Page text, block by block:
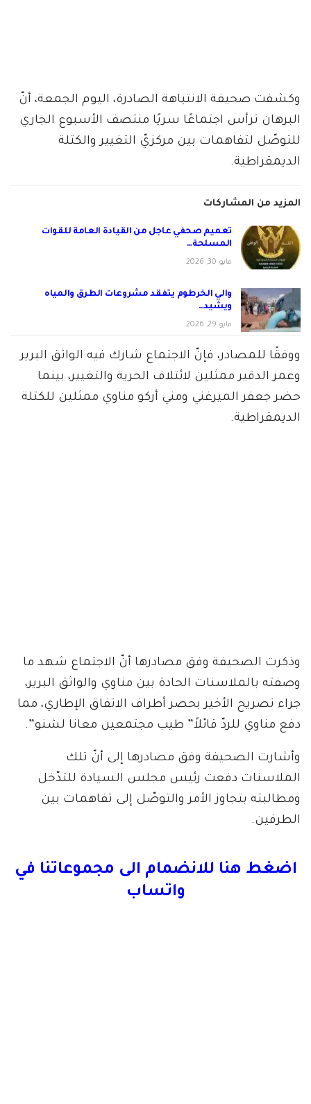
وكشفت صحيفة الانتباهة الصادرة، اليوم الجمعة، أنّ
البرهان ترأس اجتماعًا سريًا منتصف الأسبوع الجاري
للتوصّل لتفاهمات بين مركزيّ التغيير والكتلة
الديمقراطية.
المزيد من المشاركات
تعميم صحفي عاجل من القيادة العامة للقوات
المسلحة…
مايو 30, 2026
والي الخرطوم يتفقد مشروعات الطرق والمياه
ويشيد…
مايو 29, 2026
ووفقًا للمصادر، فإنّ الاجتماع شارك فيه الواثق البرير
وعمر الدقير ممثلين لائتلاف الحرية والتغيير، بينما
حضر جعفر الميرغني ومني أركو مناوي ممثلين للكتلة
الديمقراطية.
وذكرت الصحيفة وفق مصادرها أنّ الاجتماع شهد ما
وصفته بالملاسنات الحادة بين مناوي والواثق البرير،
جراء تصريح الأخير بحصر أطراف الاتفاق الإطاري، مما
دفع مناوي للردّ قائلاً” طيب مجتمعين معانا لشنو”.
وأشارت الصحيفة وفق مصادرها إلى أنّ تلك
الملاسنات دفعت رئيس مجلس السيادة للتدّخل
ومطالبته بتجاوز الأمر والتوصّل إلى تفاهمات بين
الطرفين.
اضغط هنا للانضمام الى مجموعاتنا في
واتساب